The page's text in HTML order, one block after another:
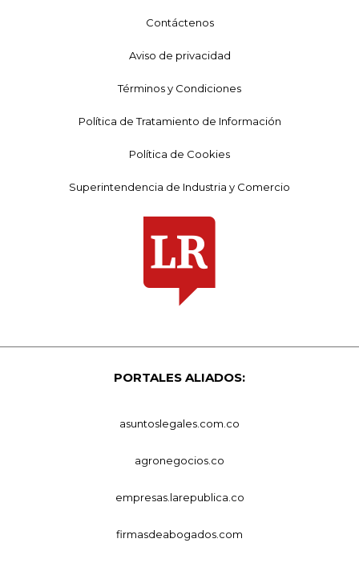
Contáctenos
Aviso de privacidad
Términos y Condiciones
Política de Tratamiento de Información
Política de Cookies
Superintendencia de Industria y Comercio
PORTALES ALIADOS:
asuntoslegales.com.co
agronegocios.co
empresas.larepublica.co
firmasdeabogados.com